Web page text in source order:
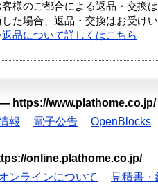
客様のご都合による返品・交換
した場合、返品・交換はお受けい
返品について詳しくはこちら
https://www.plathome.co.jp/
報 電子公告 OpenBlocks
online.plathome.co.jp/
ンラインについて 見積書